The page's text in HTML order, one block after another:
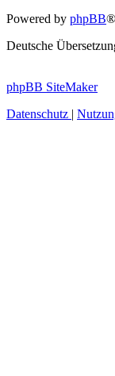
Powered by phpBB
Deutsche
phpBB SiteMaker
Datenschutz |